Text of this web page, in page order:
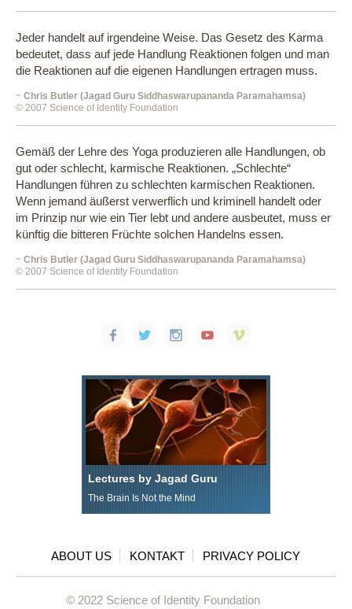
Jeder handelt auf irgendeine Weise. Das Gesetz des Karma
bedeutet, dass auf jede Handlung Reaktionen folgen und man
die Reaktionen auf die eigenen Handlungen ertragen muss.
~ Chris Butler (Jagad Guru Siddhaswarupananda Paramahamsa)
© 2007 Science of Identity Foundation
Gemäß der Lehre des Yoga produzieren alle Handlungen, ob
gut oder schlecht, karmische Reaktionen. „Schlechte“
Handlungen führen zu schlechten karmischen Reaktionen.
Wenn jemand äußerst verwerflich und kriminell handelt oder
im Prinzip nur wie ein Tier lebt und andere ausbeutet, muss er
künftig die bitteren Früchte solchen Handelns essen.
~ Chris Butler (Jagad Guru Siddhaswarupananda Paramahamsa)
© 2007 Science of Identity Foundation
Lectures by Jagad Guru
The Brain Is Not the Mind
ABOUT US KONTAKT PRIVACY POLICY
© 2022 Science of Identity Foundation